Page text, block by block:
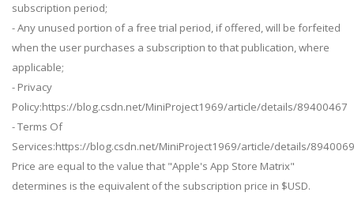
subscription period;
- Any unused portion of a free trial period, if offered, will be forfeited
when the user purchases a subscription to that publication, where
applicable;
- Privacy
Policy:https://blog.csdn.net/MiniProject1969/article/details/89400467
- Terms Of
Services:https://blog.csdn.net/MiniProject1969/article/details/
Price are equal to the value that "Apple's App Store Matrix"
determines is the equivalent of the subscription price in $USD.